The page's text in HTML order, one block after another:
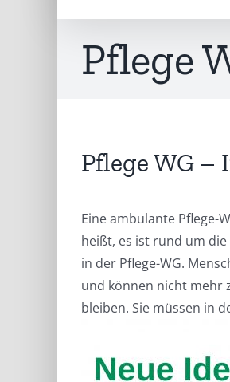
Pflege
Pflege WG –
Eine ambulante Pflege-
heißt, es ist rund um
in der Pflege-WG.
und können nicht mehr
bleiben. Sie müssen in